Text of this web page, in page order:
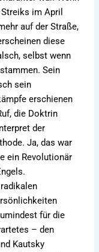
im April
auf der Straße,
diese
selbst wenn
Sein
sein
erschienen
die Doktrin
der
Ja, das war
ein Revolutionär
für die
– den
Kautsky